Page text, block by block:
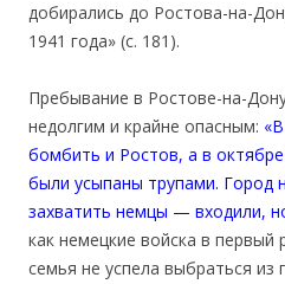
добирались до Ростова-на-
1941 года» (с. 181).
Пребывание в Ростове-на-
недолгим и крайне опасным:
бомбить и Ростов, а в
были усыпаны трупами. Город
захватить немцы — входили,
как немецкие войска в первый
семья не успела выбраться из